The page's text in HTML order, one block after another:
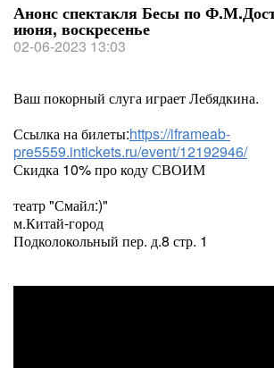
Анонс спектакля Бесы по
июня, воскресенье
02-06-2023 13:03
Ваш покорный слуга играет Лебядкина.
Ссылка на билеты:https://iframeab-
pre5559.intickets.ru/event/12192946/
Скидка 10% про коду СВОИМ
театр "Смайл:)"
м.Китай-город
Подколокольный пер. д.8 стр. 1